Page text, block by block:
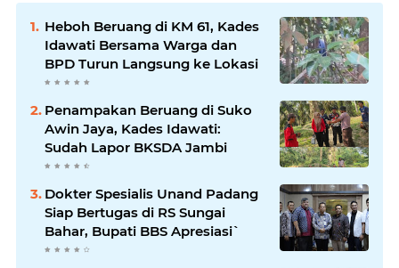
Heboh Beruang di KM 61, Kades
Idawati Bersama Warga dan
BPD Turun Langsung ke Lokasi
Penampakan Beruang di Suko
Awin Jaya, Kades Idawati:
Sudah Lapor BKSDA Jambi
Dokter Spesialis Unand Padang
Siap Bertugas di RS Sungai
Bahar, Bupati BBS Apresiasi`